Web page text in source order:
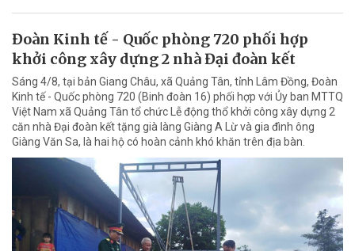
Đoàn Kinh tế - Quốc phòng 720 phối hợp
khởi công xây dựng 2 nhà Đại đoàn kết
Sáng 4/8, tại bản Giang Châu, xã Quảng Tân, tỉnh Lâm Đồng, Đoàn
Kinh tế - Quốc phòng 720 (Binh đoàn 16) phối hợp với Ủy ban MTTQ
Việt Nam xã Quảng Tân tổ chức Lễ động thổ khởi công xây dựng 2
căn nhà Đại đoàn kết tặng già làng Giàng A Lừ và gia đình ông
Giàng Văn Sa, là hai hộ có hoàn cảnh khó khăn trên địa bàn.